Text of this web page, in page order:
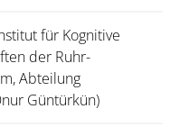
für Kognitive
der Ruhr-
Abteilung
Güntürkün)